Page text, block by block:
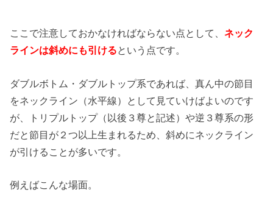
ここで注意しておかなければならない点として、ネック
ラインは斜めにも引けるという点です。
ダブルボトム・ダブルトップ系であれば、真ん中の節目
をネックライン（水平線）として見ていけばよいのです
が、トリプルトップ（以後３尊と記述）や逆３尊系の形
だと節目が２つ以上生まれるため、斜めにネックライン
が引けることが多いです。
例えばこんな場面。